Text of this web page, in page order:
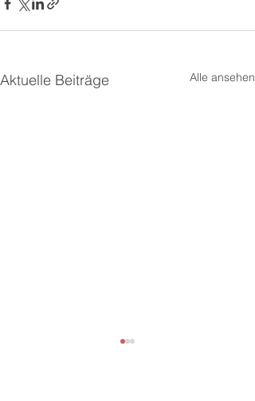
Aktuelle Beiträge Alle ansehen